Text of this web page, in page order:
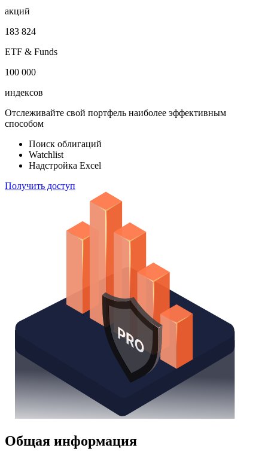
акций
183 824
ETF & Funds
100 000
индексов
Отслеживайте свой портфель наиболее эффективным
способом
Поиск облигаций
Watchlist
Надстройка Excel
Получить доступ
Общая информация